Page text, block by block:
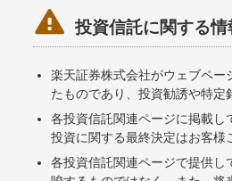
 投資信託に関する
楽天証券株式会社がウェブペ
たものであり、投資勧誘や特
各投資信託関連ページに掲載
投資に関する最終決定はお客
各投資信託関連ページで提供